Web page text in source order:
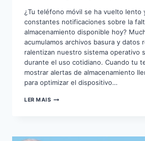
¿Tu teléfono móvil se ha vuelto lento
constantes notificaciones sobre la
almacenamiento disponible hoy?
acumulamos archivos basura y datos
ralentizan nuestro sistema operativo
durante el uso cotidiano. Cuando tu
mostrar alertas de almacenamiento
para optimizar el dispositivo…
LER MAISCÓMO
FÁCILMENTE